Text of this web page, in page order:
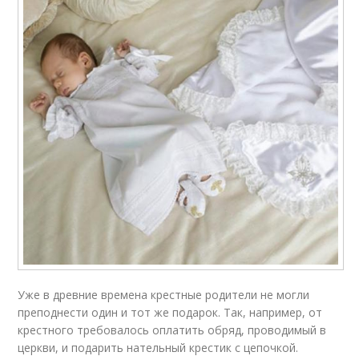
Уже в древние времена крестные родители не могли
преподнести один и тот же подарок. Так, например, от
крестного требовалось оплатить обряд, проводимый в
церкви, и подарить нательный крестик с цепочкой.